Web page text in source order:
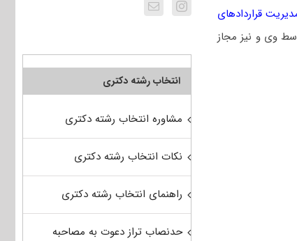
قراردادهای
وی و نیز مجاز
انتخاب رشته دکتری
مشاوره انتخاب رشته دکتری
نکات انتخاب رشته دکتری
راهنمای انتخاب رشته دکتری
حدنصاب تراز دعوت به مصاحبه